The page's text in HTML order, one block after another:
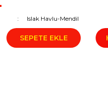
Islak Havlu-Mendil
SEPETE EKLE